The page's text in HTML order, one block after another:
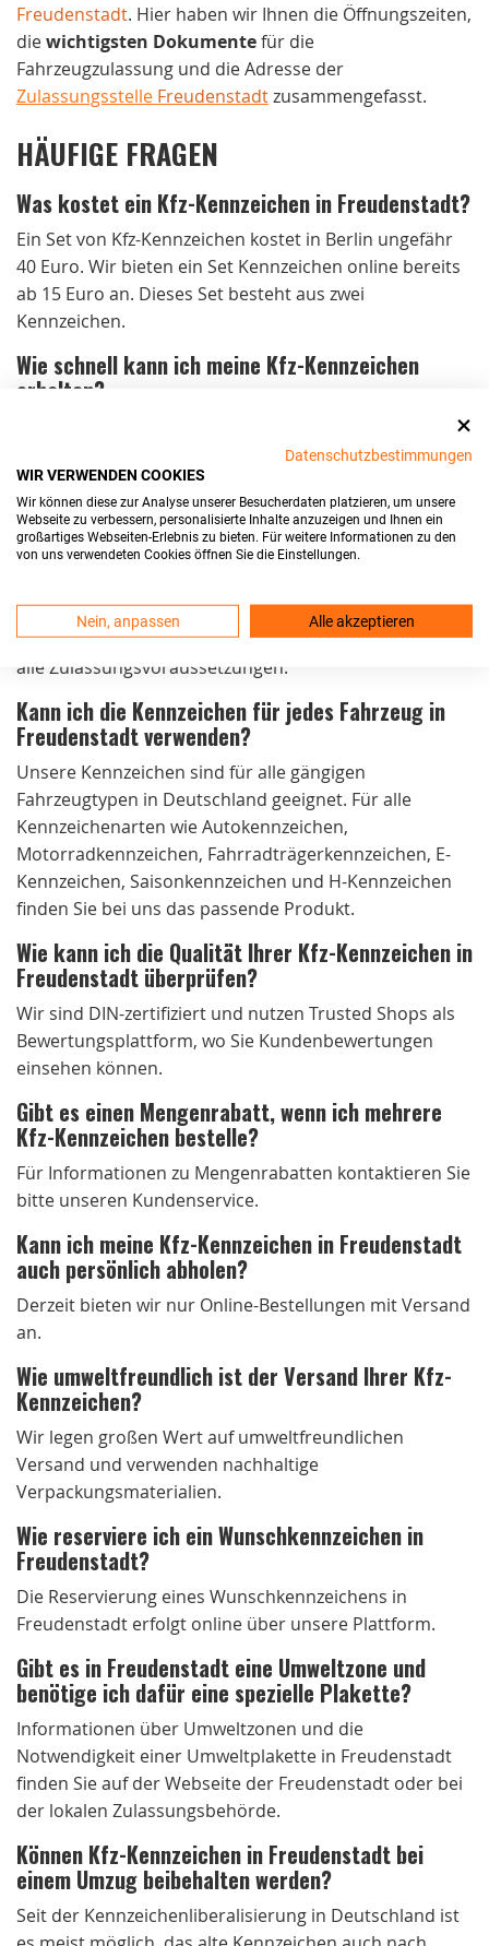
Freudenstadt. Hier haben wir Ihnen die Öffnungszeiten,
diewichtigsten Dokumentefür die
Fahrzeugzulassung und die Adresse der
Zulassungsstelle Freudenstadtzusammengefasst.
HÄUFIGE FRAGEN
Was kostet ein Kfz-Kennzeichen in Freudenstadt?
Ein Set von Kfz-Kennzeichen kostet in Berlin ungefähr
40 Euro. Wir bieten ein Set Kennzeichen online bereits
ab 15 Euro an. Dieses Set besteht aus zwei
Kennzeichen.
Wie schnell kann ich meine Kfz-Kennzeichen
erhalten?
Donnerstag und bis 14 Uhr am Freitag versenden wir
die Kennzeichen noch am selben Tag. Der Versand ist
kostenlos und die Lieferung erfolgt in der Regel
innerhalb von 24 Stunden.
zulassungsfähig?
Ja, unsere Kennzeichen sind DIN-zertifiziert und erfüllen
alle Zulassungsvoraussetzungen.
Kann ich die Kennzeichen für jedes Fahrzeug in
Freudenstadt verwenden?
Unsere Kennzeichen sind für alle gängigen
Fahrzeugtypen in Deutschland geeignet. Für alle
Kennzeichenarten wie Autokennzeichen,
Motorradkennzeichen, Fahrradträgerkennzeichen, E-
Kennzeichen, Saisonkennzeichen und H-Kennzeichen
finden Sie bei uns das passende Produkt.
Wie kann ich die Qualität Ihrer Kfz-Kennzeichen in
Freudenstadt überprüfen?
Wir sind DIN-zertifiziert und nutzen Trusted Shops als
Bewertungsplattform, wo Sie Kundenbewertungen
einsehen können.
Gibt es einen Mengenrabatt, wenn ich mehrere
Kfz-Kennzeichen bestelle?
Für Informationen zu Mengenrabatten kontaktieren Sie
bitte unseren Kundenservice.
Kann ich meine Kfz-Kennzeichen in Freudenstadt
auch persönlich abholen?
Derzeit bieten wir nur Online-Bestellungen mit Versand
an.
Wie umweltfreundlich ist der Versand Ihrer Kfz-
Kennzeichen?
Wir legen großen Wert auf umweltfreundlichen
Versand und verwenden nachhaltige
Verpackungsmaterialien.
Wie reserviere ich ein Wunschkennzeichen in
Freudenstadt?
Die Reservierung eines Wunschkennzeichens in
Freudenstadt erfolgt online über unsere Plattform.
Gibt es in Freudenstadt eine Umweltzone und
benötige ich dafür eine spezielle Plakette?
Informationen über Umweltzonen und die
Notwendigkeit einer Umweltplakette in Freudenstadt
finden Sie auf der Webseite der Freudenstadt oder bei
der lokalen Zulassungsbehörde.
Können Kfz-Kennzeichen in Freudenstadt bei
einem Umzug beibehalten werden?
Seit der Kennzeichenliberalisierung in Deutschland ist
Datenschutzbestimmungen
WIR VERWENDEN COOKIES
Wir können diese zur Analyse unserer Besucherdaten platzieren, um unsere
Webseite zu verbessern, personalisierte Inhalte anzuzeigen und Ihnen ein
großartiges Webseiten-Erlebnis zu bieten. Für weitere Informationen zu den
von uns verwendeten Cookies öffnen Sie die Einstellungen.
Nein, anpassen Alle akzeptieren